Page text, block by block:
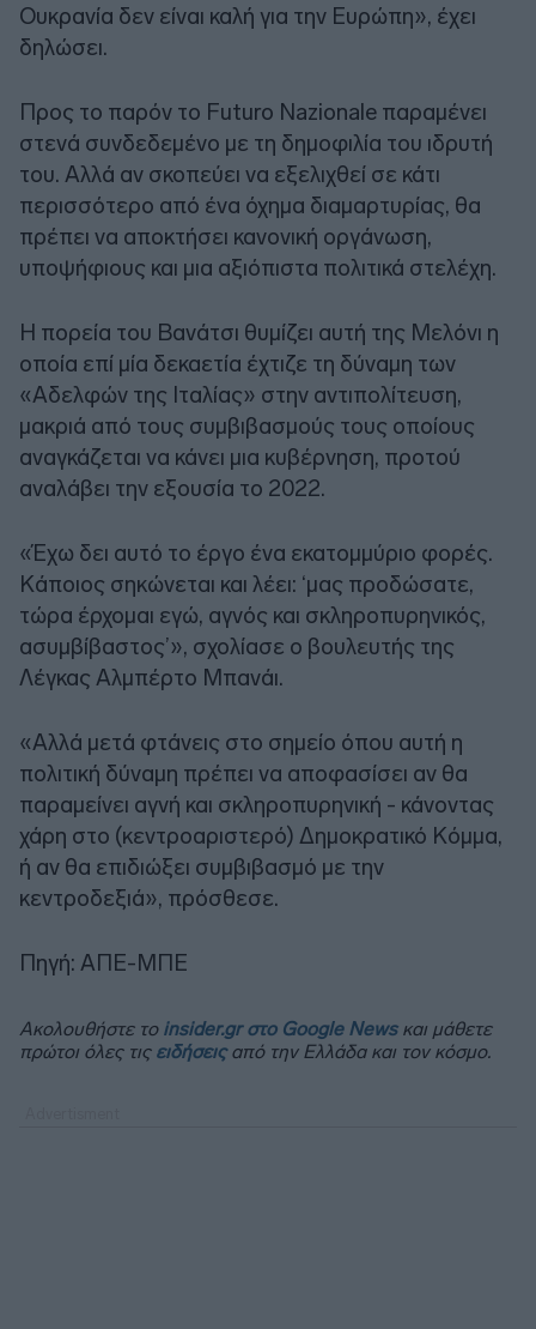
Ουκρανία δεν είναι καλή για την Ευρώπη», έχει
δηλώσει.
Προς το παρόν το Futuro Nazionale παραμένει
στενά συνδεδεμένο με τη δημοφιλία του ιδρυτή
του. Αλλά αν σκοπεύει να εξελιχθεί σε κάτι
περισσότερο από ένα όχημα διαμαρτυρίας, θα
πρέπει να αποκτήσει κανονική οργάνωση,
υποψήφιους και μια αξιόπιστα πολιτικά στελέχη.
Η πορεία του Βανάτσι θυμίζει αυτή της Μελόνι η
οποία επί μία δεκαετία έχτιζε τη δύναμη των
«Αδελφών της Ιταλίας» στην αντιπολίτευση,
μακριά από τους συμβιβασμούς τους οποίους
αναγκάζεται να κάνει μια κυβέρνηση, προτού
αναλάβει την εξουσία το 2022.
«Έχω δει αυτό το έργο ένα εκατομμύριο φορές.
Κάποιος σηκώνεται και λέει: ‘μας προδώσατε,
τώρα έρχομαι εγώ, αγνός και σκληροπυρηνικός,
ασυμβίβαστος’», σχολίασε ο βουλευτής της
Λέγκας Αλμπέρτο Μπανάι.
«Αλλά μετά φτάνεις στο σημείο όπου αυτή η
πολιτική δύναμη πρέπει να αποφασίσει αν θα
παραμείνει αγνή και σκληροπυρηνική - κάνοντας
χάρη στο (κεντροαριστερό) Δημοκρατικό Κόμμα,
ή αν θα επιδιώξει συμβιβασμό με την
κεντροδεξιά», πρόσθεσε.
Πηγή: ΑΠΕ-ΜΠΕ
Ακολουθήστε το insider.gr στο Google Newsκαι μάθετε
πρώτοι όλες τις ειδήσειςαπό την Ελλάδα και τον κόσμο.